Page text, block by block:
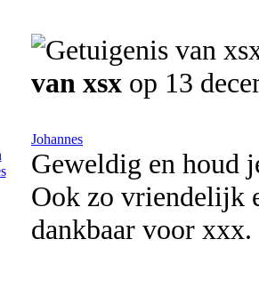
van xsx op 13
Johannes
Geweldig en houd
Ook zo vriendelijk
dankbaar voor xxx.